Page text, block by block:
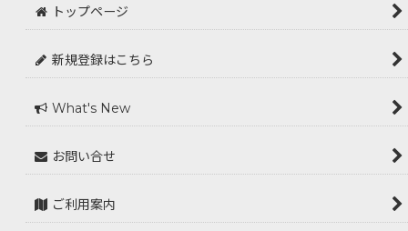
トップページ
新規登録はこちら
What's New
お問い合せ
ご利用案内